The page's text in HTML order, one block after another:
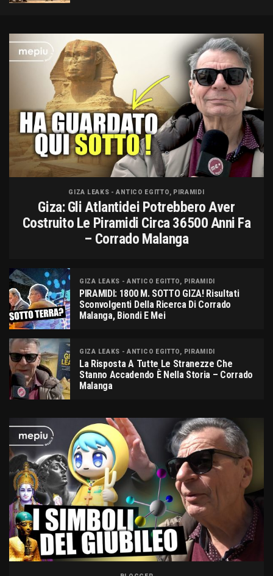
GIZA LEAKS - ANTICO EGITTO, PIRAMIDI
Giza: Gli Atlantidei Potrebbero Aver
Costruito Le Piramidi Circa 36500 Anni Fa
– Corrado Malanga
GIZA LEAKS - ANTICO EGITTO, PIRAMIDI
PIRAMIDI: 1800 M. SOTTO GIZA! Risultati
Sconvolgenti Della Ricerca Di Corrado
Malanga, Biondi E Mei
GIZA LEAKS - ANTICO EGITTO, PIRAMIDI
La Risposta A Tutte Le Stranezze Che
Stanno Accadendo È Nella Storia – Corrado
Malanga